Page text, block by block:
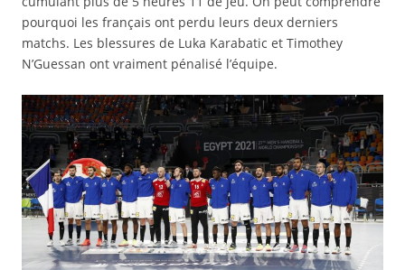
pourquoi les français ont perdu leurs deux derniers
matchs. Les blessures de Luka Karabatic et Timothey
N’Guessan ont vraiment pénalisé l’équipe.